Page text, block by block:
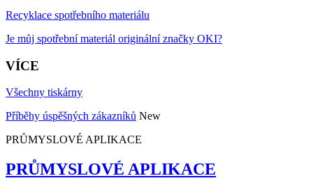
Recyklace spotřebního materiálu
Je můj spotřební materiál originální značky OKI?
VÍCE
Všechny tiskárny
Příběhy úspěšných zákazníků New
PRŮMYSLOVÉ APLIKACE
PRŮMYSLOVÉ APLIKACE